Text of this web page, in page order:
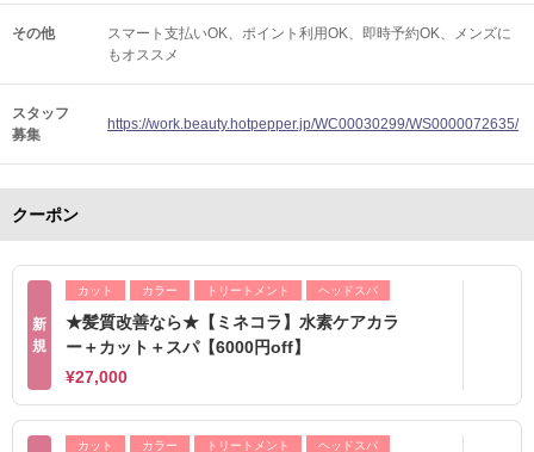
その他 スマート支払いOK ポイント利用OK 即時予約OK
メンズに
もオススメ
スタッフ
募集
https://work.beauty.hotpepper.jp/WC00030299/WS0000072635/
クーポン
新
規
カット カラー トリートメント ヘッドスパ
★髪質改善なら★【ミネコラ】水素ケアカラ
ー＋カット＋スパ【6000円off】
¥27,000
カット カラー トリートメント ヘッドスパ